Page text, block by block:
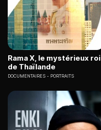
Rama X, le mystérieux roi
de Thaïlande
DOCUMENTAIRES PORTRAITS